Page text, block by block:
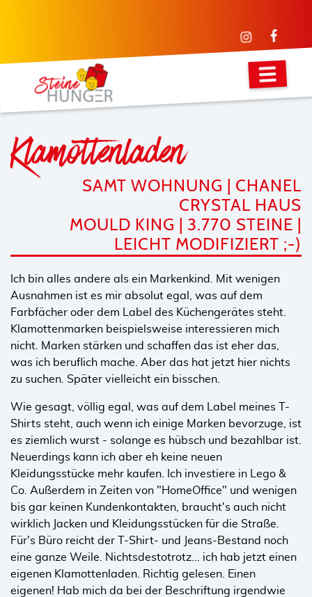
Klamottenladen
SAMT WOHNUNG | CHANEL
CRYSTAL HAUS
MOULD KING | 3.770 STEINE |
LEICHT MODIFIZIERT ;-)
Ich bin alles andere als ein Markenkind. Mit wenigen
Ausnahmen ist es mir absolut egal, was auf dem
Farbfächer oder dem Label des Küchengerätes steht.
Klamottenmarken beispielsweise interessieren mich
nicht. Marken stärken und schaffen das ist eher das,
was ich beruflich mache. Aber das hat jetzt hier nichts
zu suchen. Später vielleicht ein bisschen.
Wie gesagt, völlig egal, was auf dem Label meines T-
Shirts steht, auch wenn ich einige Marken bevorzuge, ist
es ziemlich wurst - solange es hübsch und bezahlbar ist.
Neuerdings kann ich aber eh keine neuen
Kleidungsstücke mehr kaufen. Ich investiere in Lego &
Co. Außerdem in Zeiten von "HomeOffice" und wenigen
bis gar keinen Kundenkontakten, braucht's auch nicht
wirklich Jacken und Kleidungsstücken für die Straße.
Für's Büro reicht der T-Shirt- und Jeans-Bestand noch
eine ganze Weile. Nichtsdestotrotz... ich hab jetzt einen
eigenen Klamottenladen. Richtig gelesen. Einen
eigenen! Hab mich da bei der Beschriftung irgendwie